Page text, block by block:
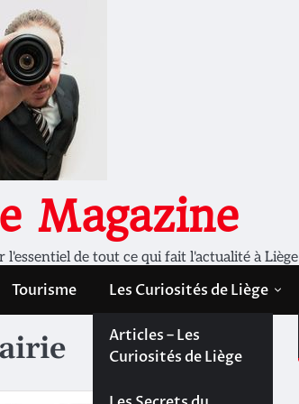
Magazine
de tout ce qui fait l'actualité à Liège
Tourisme Les Curiosités de Liège
Les Curiosités de
Liège
Articles – Les
Curiosités de Liège